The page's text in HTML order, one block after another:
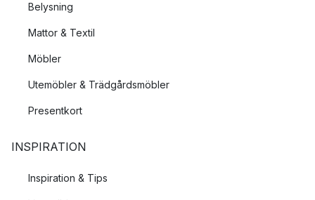
Belysning
Mattor & Textil
Möbler
Utemöbler & Trädgårdsmöbler
Presentkort
INSPIRATION
Inspiration & Tips